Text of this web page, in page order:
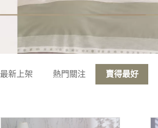
最新上架 熱門關注 賣得最好